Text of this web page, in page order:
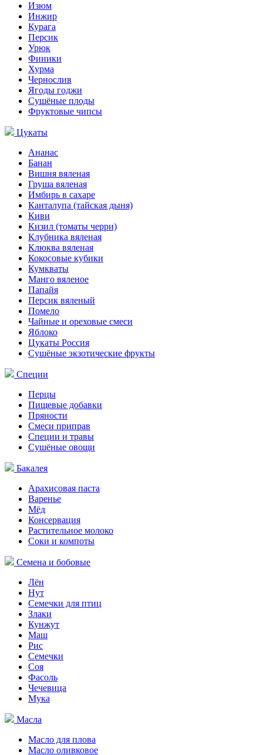
Изюм
Инжир
Курага
Персик
Урюк
Финики
Хурма
Чернослив
Ягоды годжи
Сушёные плоды
Фруктовые чипсы
Цукаты
Ананас
Банан
Вишня вяленая
Груша вяленая
Имбирь в сахаре
Канталупа (тайская дыня)
Киви
Кизил (томаты черри)
Клубника вяленая
Клюква вяленая
Кокосовые кубики
Кумкваты
Манго вяленое
Папайя
Персик вяленый
Помело
Чайные и ореховые смеси
Яблоко
Цукаты Россия
Сушёные экзотические фрукты
Специи
Перцы
Пищевые добавки
Пряности
Смеси приправ
Специи и травы
Сушёные овощи
Бакалея
Арахисовая паста
Варенье
Мёд
Консервация
Растительное молоко
Соки и компоты
Семена и бобовые
Лён
Нут
Семечки для птиц
Злаки
Кунжут
Маш
Рис
Семечки
Соя
Фасоль
Чечевица
Мука
Масла
Масло для плова
Масло оливковое